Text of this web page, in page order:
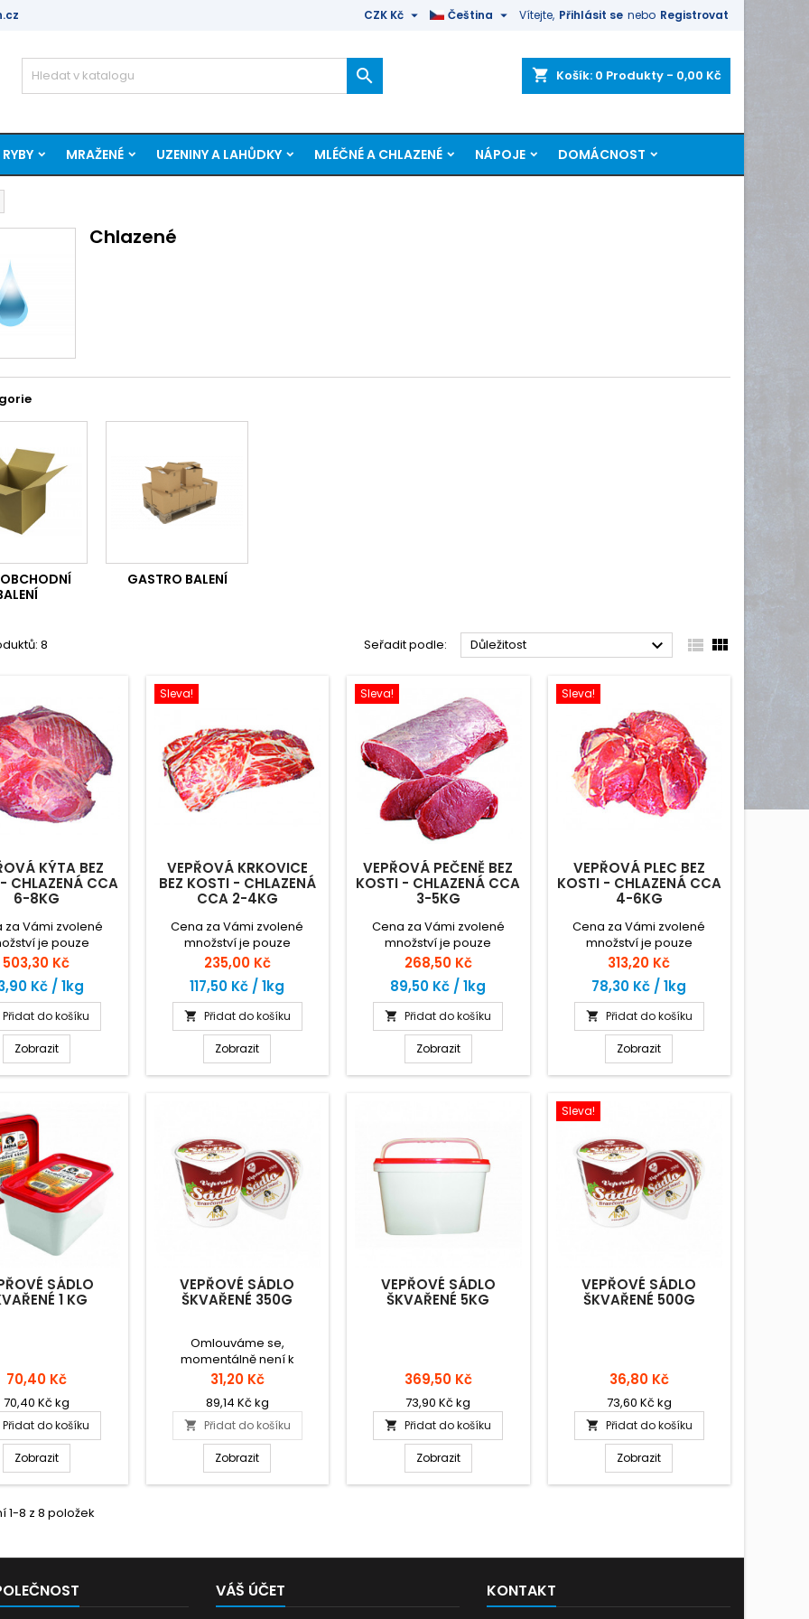
Vítejte, Přihlásit se nebo Registrovat
Čeština 
CZK Kč 
shopping_cart Košík: 0 Produkty - 0,00 Kč

MRAŽENÉ UZENINY A LAHŮDKY MLÉČNÉ A CHLAZENÉ NÁPOJE DOMÁCNOST
Chlazené
GASTRO BALENÍ
8 Seřadit podle: Důležitost   
KÝTA BEZ
CHLAZENÁ CCA
6-8KG
za Vámi zvolené
je pouze
Zaplatíte za
hmotnost zboží
ceny za 1kg.
Cena
503,30 Kč
Kč / 1kg
Přidat do košíku
Zobrazit
Sleva!
VEPŘOVÁ KRKOVICE
BEZ KOSTI - CHLAZENÁ
CCA 2-4KG
Cena za Vámi zvolené
množství je pouze
orientační. Zaplatíte za
skutečnou hmotnost zboží
dle ceny za 1kg.
Cena
235,00 Kč
117,50 Kč / 1kg
 Přidat do košíku
Zobrazit
Sleva!
VEPŘOVÁ PEČENĚ BEZ
KOSTI - CHLAZENÁ CCA
3-5KG
Cena za Vámi zvolené
množství je pouze
orientační. Zaplatíte za
skutečnou hmotnost zboží
dle ceny za 1kg.
Cena
268,50 Kč
89,50 Kč / 1kg
 Přidat do košíku
Zobrazit
Sleva!
VEPŘOVÁ PLEC BEZ
KOSTI - CHLAZENÁ CCA
4-6KG
Cena za Vámi zvolené
množství je pouze
orientační. Zaplatíte za
skutečnou hmotnost zboží
dle ceny za 1kg.
Cena
313,20 Kč
78,30 Kč / 1kg
 Přidat do košíku
Zobrazit
SÁDLO
1 KG
Cena
70,40 Kč
70,40 Kč kg
Přidat do košíku
Zobrazit
VEPŘOVÉ SÁDLO
ŠKVAŘENÉ 350G
Omlouváme se,
momentálně není k
dispozici.
Cena
31,20 Kč
89,14 Kč kg
 Přidat do košíku
Zobrazit
VEPŘOVÉ SÁDLO
ŠKVAŘENÉ 5KG
Cena
369,50 Kč
73,90 Kč kg
 Přidat do košíku
Zobrazit
Sleva!
VEPŘOVÉ SÁDLO
ŠKVAŘENÉ 500G
Cena
36,80 Kč
73,60 Kč kg
 Přidat do košíku
Zobrazit
1-8 z 8 položek
VÁŠ ÚČET KONTAKT